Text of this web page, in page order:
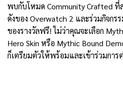
พบกับโหมด Community Crafted ที่
ดังของ Overwatch 2 และร่วมกิจก
ของรางวัลฟรี! ไม่ว่าคุณจะเลือก
Hero Skin หรือ Mythic Bound
ก็เตรียมตัวให้พร้อมและเข้าร่วมการ